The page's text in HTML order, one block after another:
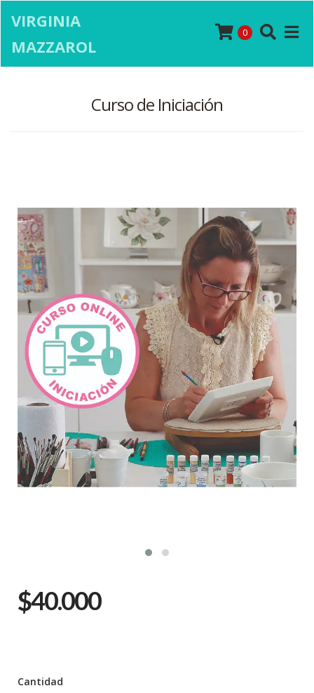
VIRGINIA
MAZZAROL
0
Curso de Iniciación
$40.000
Cantidad